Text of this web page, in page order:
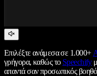
Επιλέξτε ανάμεσα σε 1.000+
γρήγορα, καθώς το Speechify
απαντά σαν προσωπικός